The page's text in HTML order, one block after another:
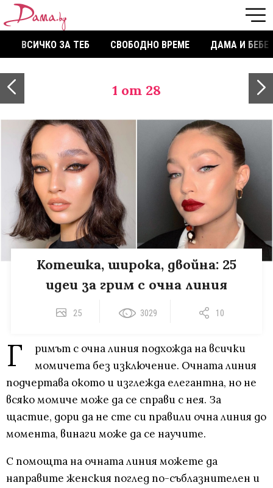
ВСИЧКО ЗА ТЕБ СВОБОДНО ВРЕМЕ ДАМА И БЕБЕ
1 от 28
Котешка, широка, двойна: 25
идеи за грим с очна линия
25 3029 10
Г
римът с очна линия подхожда на всички
момичета без изключение. Очната линия
подчертава окото и изглежда елегантна, но не
всяко момиче може да се справи с нея. За
щастие, дори да не сте си правили очна линия до
момента, винаги може да се научите.
С помощта на очната линия можете да
направите женския поглед по-съблазнителен и